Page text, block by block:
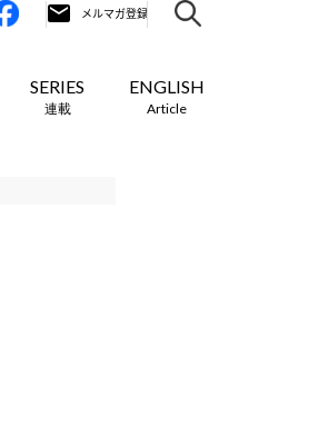
SERIES
連載
ENGLISH
Article